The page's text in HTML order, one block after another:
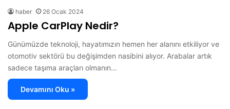
haber 26 Ocak 2024
Apple CarPlay Nedir?
Günümüzde teknoloji, hayatımızın hemen her alanını etkiliyor ve
otomotiv sektörü bu değişimden nasibini alıyor. Arabalar artık
sadece taşıma araçları olmanın…
Devamını Oku »